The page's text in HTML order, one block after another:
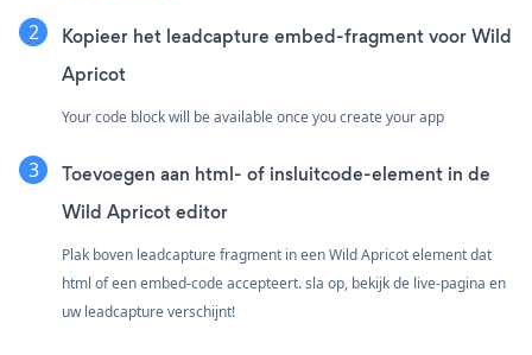
Kopieer het leadcapture embed-fragment voor Wild
Apricot
Your code block will be available once you create your app
Toevoegen aan html- of insluitcode-element in de
Wild Apricot editor
Plak boven leadcapture fragment in een Wild Apricot element dat
html of een embed-code accepteert. sla op, bekijk de live-pagina en
uw leadcapture verschijnt!